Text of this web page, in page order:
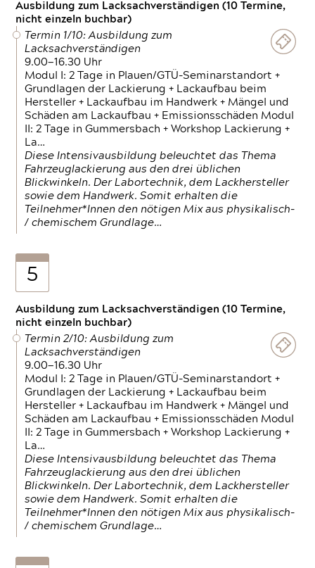
Ausbildung zum Lacksachverständigen (10 Termine,
nicht einzeln buchbar)
Termin 1/10: Ausbildung zum
Lacksachverständigen
9.00—16.30 Uhr
Modul I: 2 Tage in Plauen/GTÜ-Seminarstandort +
Grundlagen der Lackierung + Lackaufbau beim
Hersteller + Lackaufbau im Handwerk + Mängel und
Schäden am Lackaufbau + Emissionsschäden Modul
II: 2 Tage in Gummersbach + Workshop Lackierung +
La…
Diese Intensivausbildung beleuchtet das Thema
Fahrzeuglackierung aus den drei üblichen
Blickwinkeln. Der Labortechnik, dem Lackhersteller
sowie dem Handwerk. Somit erhalten die
Teilnehmer*Innen den nötigen Mix aus physikalisch-
/ chemischem Grundlage…
5
Ausbildung zum Lacksachverständigen (10 Termine,
nicht einzeln buchbar)
Termin 2/10: Ausbildung zum
Lacksachverständigen
9.00—16.30 Uhr
Modul I: 2 Tage in Plauen/GTÜ-Seminarstandort +
Grundlagen der Lackierung + Lackaufbau beim
Hersteller + Lackaufbau im Handwerk + Mängel und
Schäden am Lackaufbau + Emissionsschäden Modul
II: 2 Tage in Gummersbach + Workshop Lackierung +
La…
Diese Intensivausbildung beleuchtet das Thema
Fahrzeuglackierung aus den drei üblichen
Blickwinkeln. Der Labortechnik, dem Lackhersteller
sowie dem Handwerk. Somit erhalten die
Teilnehmer*Innen den nötigen Mix aus physikalisch-
/ chemischem Grundlage…